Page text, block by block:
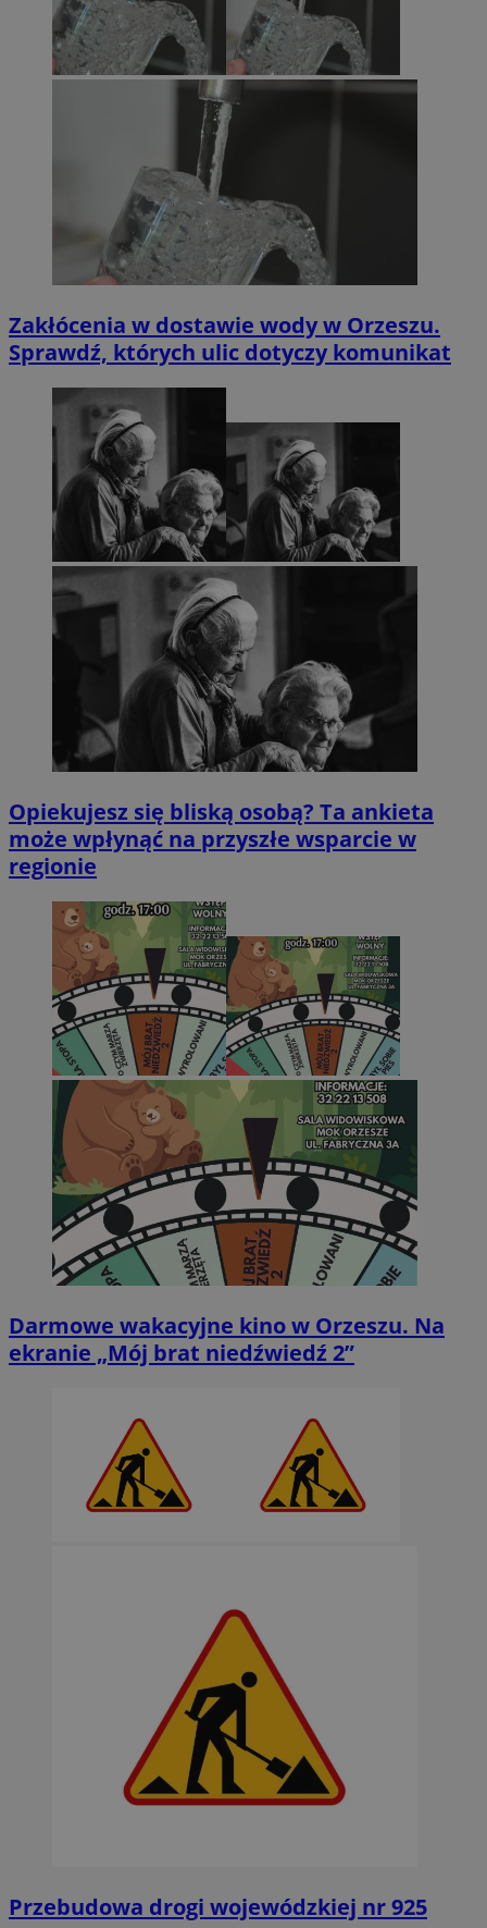
Zakłócenia w dostawie wody w Orzeszu.
Sprawdź, których ulic dotyczy komunikat
Opiekujesz się bliską osobą? Ta ankieta
może wpłynąć na przyszłe wsparcie w
regionie
Darmowe wakacyjne kino w Orzeszu. Na
ekranie „Mój brat niedźwiedź 2”
Przebudowa drogi wojewódzkiej nr 925